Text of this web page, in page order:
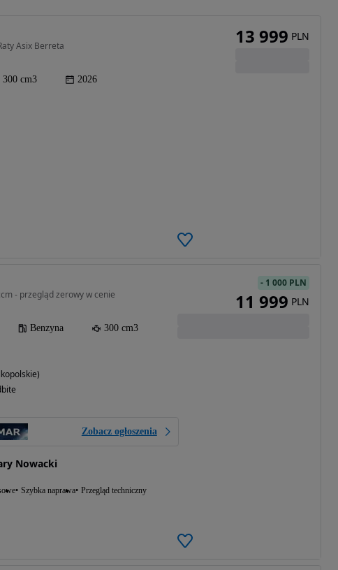
Asix Berreta
300 cm3 2026
13 999 PLN
- przegląd zerowy w cenie
Benzyna
300 cm3
Zobacz ogłoszenia
Nowacki
Szybka naprawa Przegląd techniczny
- 1 000 PLN
11 999 PLN